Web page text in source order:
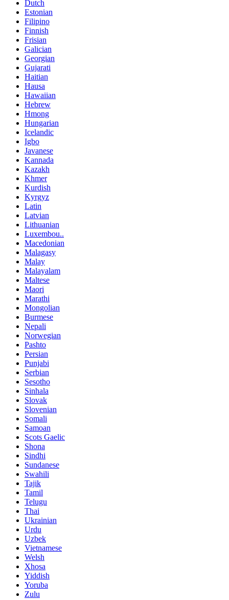
Dutch
Estonian
Filipino
Finnish
Frisian
Galician
Georgian
Gujarati
Haitian
Hausa
Hawaiian
Hebrew
Hmong
Hungarian
Icelandic
Igbo
Javanese
Kannada
Kazakh
Khmer
Kurdish
Kyrgyz
Latin
Latvian
Lithuanian
Luxembou..
Macedonian
Malagasy
Malay
Malayalam
Maltese
Maori
Marathi
Mongolian
Burmese
Nepali
Norwegian
Pashto
Persian
Punjabi
Serbian
Sesotho
Sinhala
Slovak
Slovenian
Somali
Samoan
Scots Gaelic
Shona
Sindhi
Sundanese
Swahili
Tajik
Tamil
Telugu
Thai
Ukrainian
Urdu
Uzbek
Vietnamese
Welsh
Xhosa
Yiddish
Yoruba
Zulu